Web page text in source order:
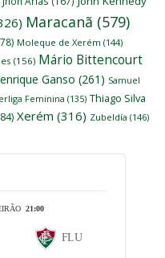
Maracanã (579)
Moleque de Xerém (144)
(156) Mário Bittencourt
Ganso (261) Samuel
Feminina (135) Thiago Silva
Xerém (316) Zubeldía (146)
21:00
FLU